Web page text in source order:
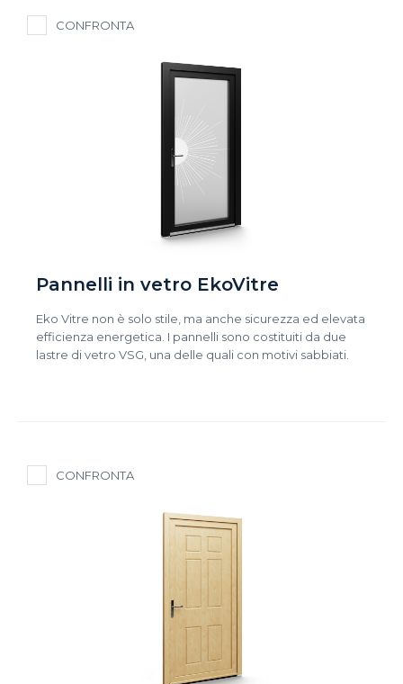
CONFRONTA
Pannelli in vetro EkoVitre
Eko Vitre non è solo stile, ma anche sicurezza ed elevata
efficienza energetica. I pannelli sono costituiti da due
lastre di vetro VSG, una delle quali con motivi sabbiati.
CONFRONTA